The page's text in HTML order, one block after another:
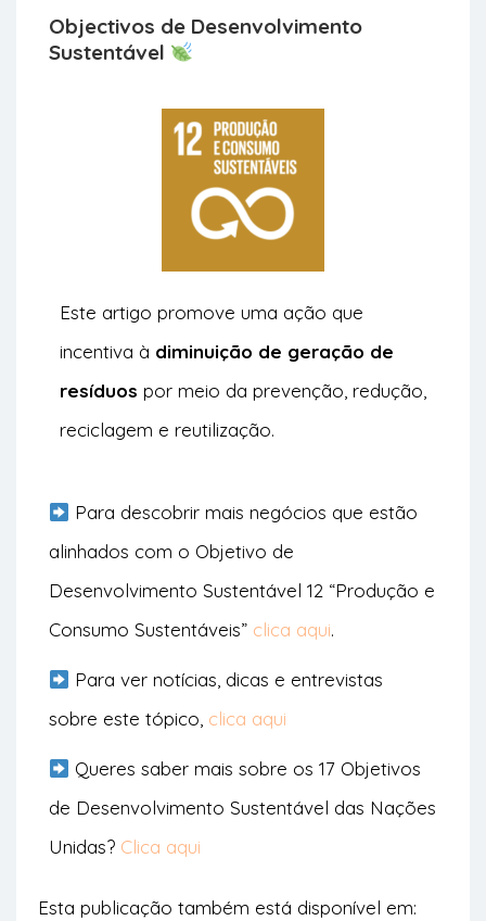
Objectivos de Desenvolvimento
Sustentável
Este artigo promove uma ação que
incentiva à diminuição de geração de
resíduos por meio da prevenção, redução,
reciclagem e reutilização.
Para descobrir mais negócios que estão
alinhados com o Objetivo de
Desenvolvimento Sustentável 12 “Produção e
Consumo Sustentáveis” clica aqui.
Para ver notícias, dicas e entrevistas
sobre este tópico, clica aqui
Queres saber mais sobre os 17 Objetivos
de Desenvolvimento Sustentável das Nações
Unidas? Clica aqui
Esta publicação também está disponível em: